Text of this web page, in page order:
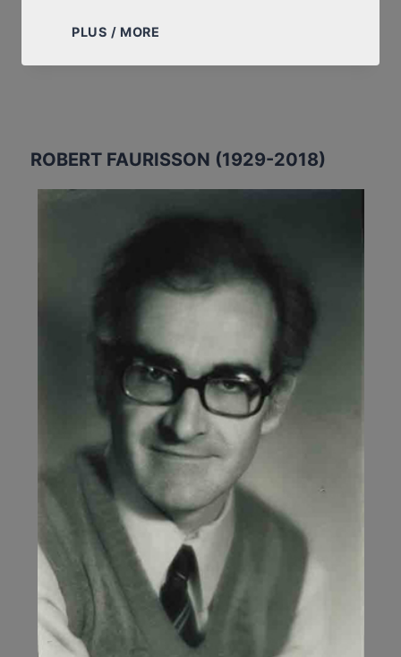
PLUS / MORE
DANIEL
ROBERT FAURISSON (1929-2018)